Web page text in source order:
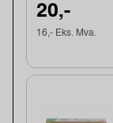
20,-
16,- Eks. Mva.